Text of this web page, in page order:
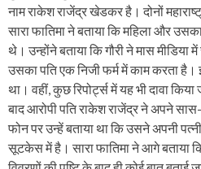
नाम राकेश राजेंद्र खेडकर है। दोनों
सारा फातिमा ने बताया कि महिला और
थे। उन्होंने बताया कि गौरी ने मास मीडिया
उसका पति एक निजी फर्म में काम करता है।
था। वहीं, कुछ रिपोर्ट्स में यह भी दावा
बाद आरोपी पति राकेश राजेंद्र ने अपने
फोन पर उन्हें बताया था कि उसने अपनी
सूटकेस में है। सारा फातिमा ने आगे बताया